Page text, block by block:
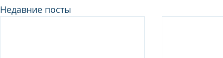
Недавние посты